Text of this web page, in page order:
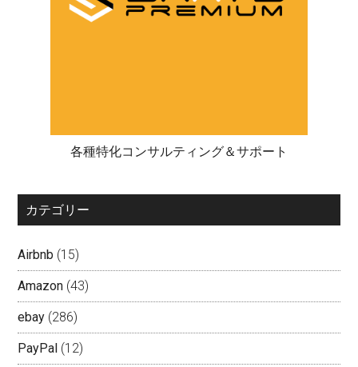
各種特化コンサルティング＆サポート
カテゴリー
Airbnb (15)
Amazon (43)
ebay (286)
PayPal (12)